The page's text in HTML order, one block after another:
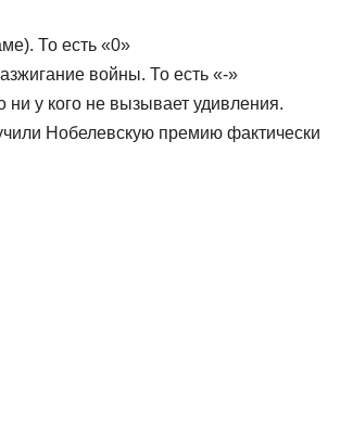
То есть «0»
войны. То есть «-»
у кого не вызывает удивления.
Нобелевскую премию фактически